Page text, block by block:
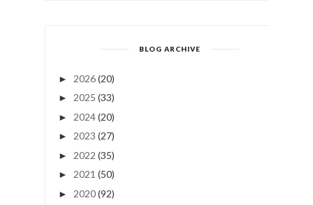
BLOG ARCHIVE
► 2026(20)
► 2025 (33)
► 2024(20)
► 2023 (27)
► 2022 (35)
► 2021 (50)
► 2020(92)